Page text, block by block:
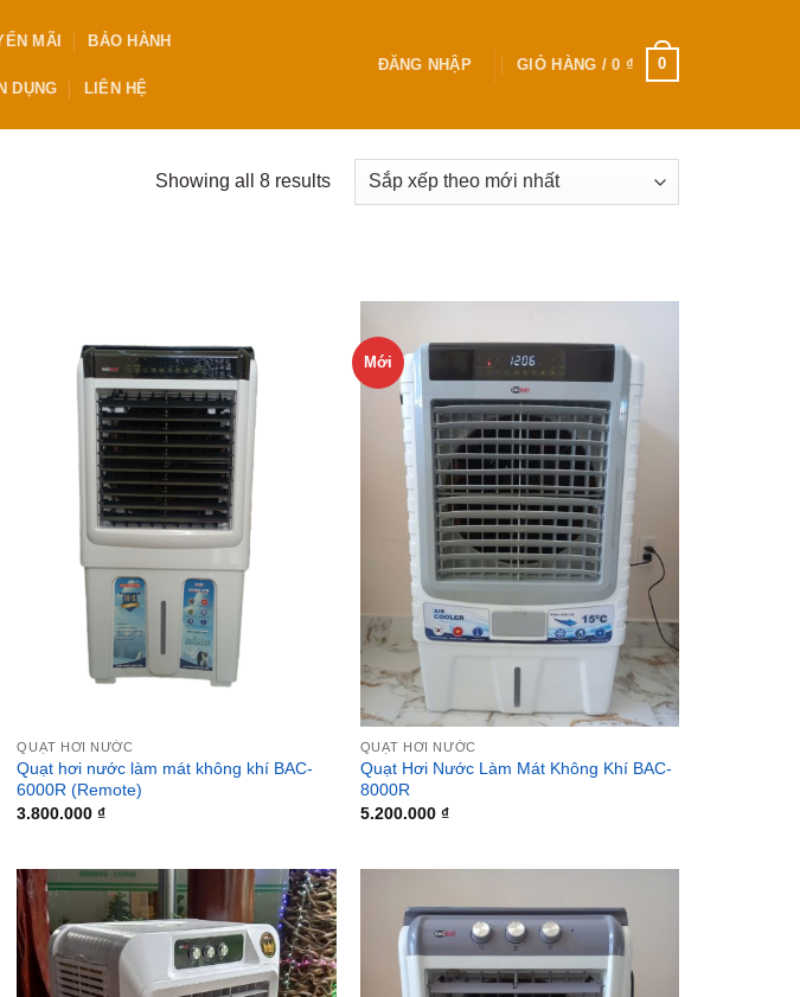
MÃI BẢO HÀNH
DỤNG LIÊN HỆ
ĐĂNG NHẬP GIỎ HÀNG /0 ₫ 0
Showing all 8 results
QUẠT HƠI NƯỚC
Quạt hơi nước làm mát không khí BAC-
6000R (Remote)
3.800.000₫
Mới
QUẠT HƠI NƯỚC
Quạt Hơi Nước Làm Mát Không Khí BAC-
8000R
5.200.000 ₫